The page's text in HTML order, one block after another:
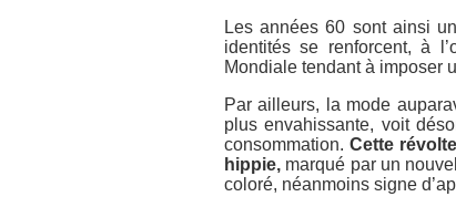
Les années 60 sont ainsi
identités se renforcent, à
Mondiale tendant à imposer
Par ailleurs, la mode
plus envahissante, voit
consommation.Cette
hippie, marqué par un
coloré, néanmoins signe